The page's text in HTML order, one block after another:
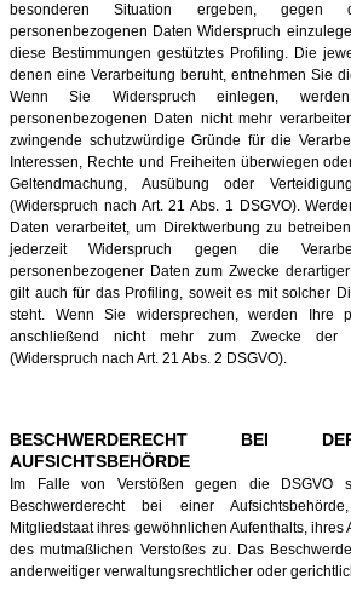
besonderen Situation ergeben, gegen
personenbezogenen Daten Widerspruch
diese Bestimmungen gestütztes Profiling. Die
denen eine Verarbeitung beruht, entnehmen Sie
Wenn Sie Widerspruch einlegen,
personenbezogenen Daten nicht mehr
zwingende schutzwürdige Gründe für die
Interessen, Rechte und Freiheiten überwiegen
Geltendmachung, Ausübung oder
(Widerspruch nach Art. 21 Abs. 1 DSGVO).
Daten verarbeitet, um Direktwerbung zu
jederzeit Widerspruch gegen die
personenbezogener Daten zum Zwecke
gilt auch für das Profiling, soweit es mit solcher
steht. Wenn Sie widersprechen, werden Ihre
anschließend nicht mehr zum Zwecke der
(Widerspruch nach Art. 21 Abs. 2 DSGVO).
BESCHWERDERECHT BEI
AUFSICHTSBEHÖRDE
Im Falle von Verstößen gegen die DSGVO
Beschwerderecht bei einer
Mitgliedstaat ihres gewöhnlichen Aufenthalts, ihres
des mutmaßlichen Verstoßes zu. Das
anderweitiger verwaltungsrechtlicher oder